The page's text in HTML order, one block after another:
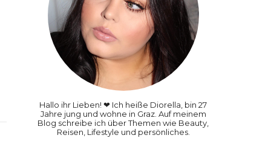
Hallo ihr Lieben! ❤ Ich heiße Diorella, bin 27
Jahre jung und wohne in Graz. Auf meinem
Blog schreibe ich über Themen wie Beauty,
Reisen, Lifestyle und persönliches.